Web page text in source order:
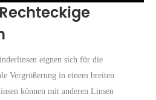
eignen sich für die
Vergrößerung in einem breiten
können mit anderen Linsen